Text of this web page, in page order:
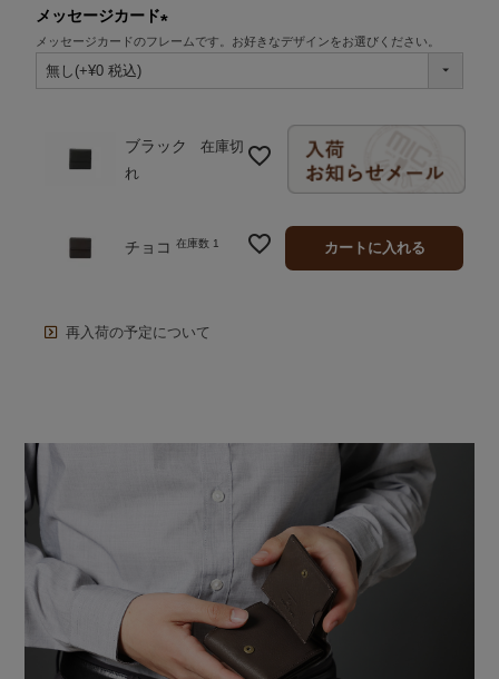
メッセージカード
(必
メッセージカードのフレームです。お好きなデザインをお選びください。
ブラック
在庫切
れ
チョコ 在庫数 1 カートに入れる
再入荷の予定について